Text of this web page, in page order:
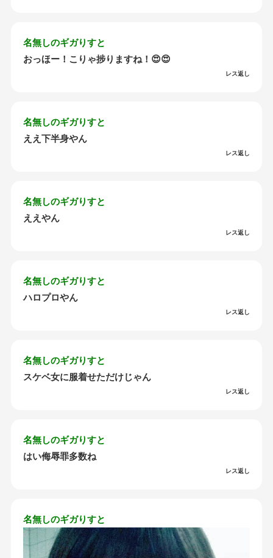
名無しのギガりすと
おっほー！こりゃ捗りますね！😍😍
レス返し
名無しのギガりすと
ええ下半身やん
レス返し
名無しのギガりすと
ええやん
レス返し
名無しのギガりすと
ハロプロやん
レス返し
名無しのギガりすと
スケベ女に服着せただけじゃん
レス返し
名無しのギガりすと
はい侮辱罪多数ね
レス返し
名無しのギガりすと